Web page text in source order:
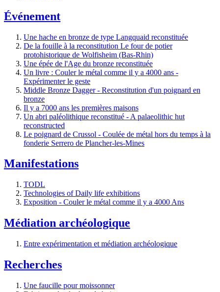
Événement
Une hache en bronze de type Langquaid reconstituée
De la fouille à la reconstitution Le four de potier
protohistorique de Wolfisheim (Bas-Rhin)
Une épée de l'Age du bronze reconstituée
Un livre : Couler le métal comme il y a 4000 ans -
Expérimenter le geste
Middle Bronze Dagger - Reconstitution d'un poignard en
bronze
Il y a 7000 ans les premières maisons
Un abri paléolithique reconstitué - A palaeolithic hut
reconstructed
Le poignard de Crussol - Coulée de métal hors du temps à la
fonderie Serrero de Plancher-les-Mines
Manifestations
TODL
Technologies of Daily life exhibitions
Exposition - Couler le métal comme il y a 4000 Ans
Médiation archéologique
Entre expérimentation et médiation archéologique
Recherches
Une faucille pour moissonner